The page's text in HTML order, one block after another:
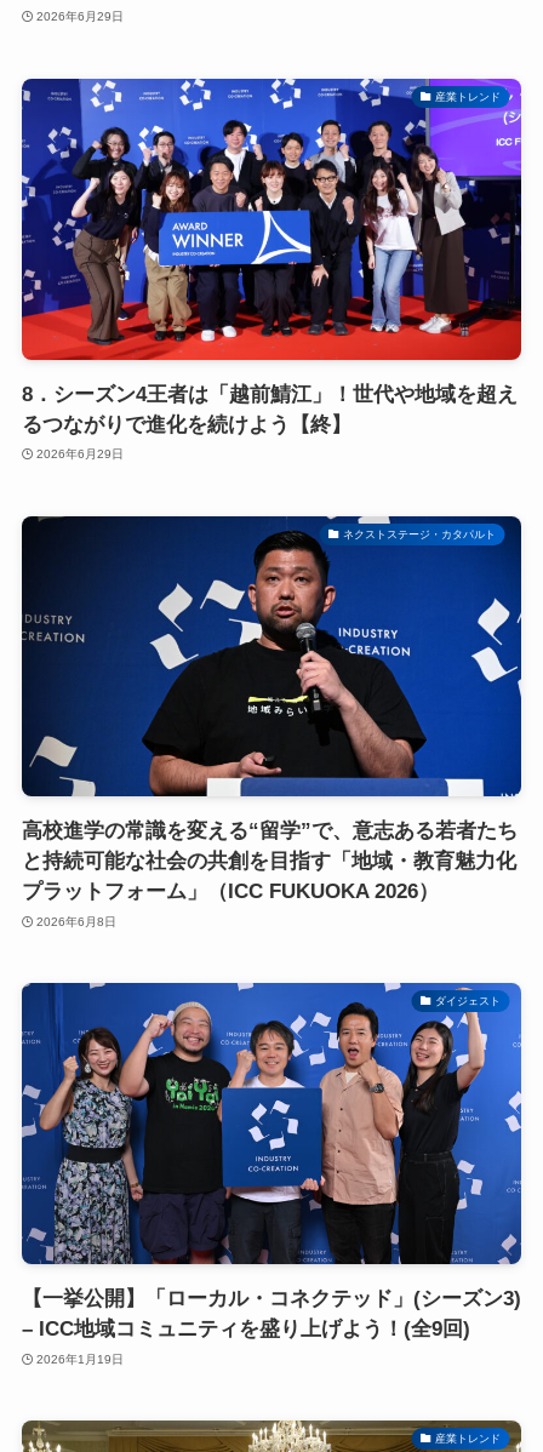
2026年6月29日
産業トレンド
8．シーズン4王者は「越前鯖江」！世代や地域を超え
るつながりで進化を続けよう【終】
2026年6月29日
ネクストステージ・カタパルト
高校進学の常識を変える“留学”で、意志ある若者たち
と持続可能な社会の共創を目指す「地域・教育魅力化
プラットフォーム」（ICC FUKUOKA 2026）
2026年6月8日
ダイジェスト
【一挙公開】「ローカル・コネクテッド」(シーズン3)
– ICC地域コミュニティを盛り上げよう！(全9回)
2026年1月19日
産業トレンド